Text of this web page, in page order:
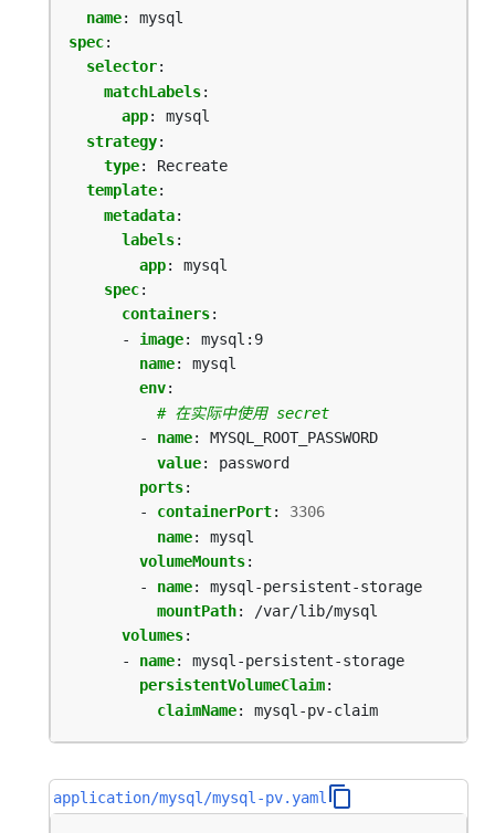
name:
mysql
spec:
selector:
matchLabels:
app:
mysql
strategy:
type:
Recreate
template:
metadata:
labels:
app:
mysql
spec:
containers:
- image:
mysql:9
name:
mysql
env:
# 在实际中使用 secret
- name:
MYSQL_ROOT_PASSWORD
value:
password
ports:
- containerPort:
3306
name:
mysql
volumeMounts:
- name:
mysql-persistent-storage
mountPath:
/var/lib/mysql
volumes:
- name:
mysql-persistent-storage
persistentVolumeClaim:
claimName: mysql-pv-claim
application/mysql/mysql-pv.yaml